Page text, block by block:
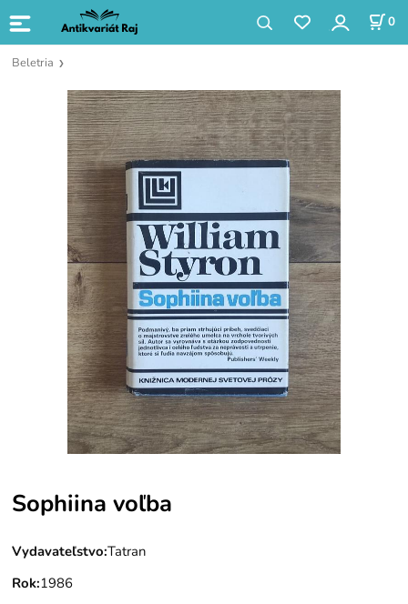
0
Beletria
Sophiina voľba
Vydavateľstvo:Tatran
Rok:1986